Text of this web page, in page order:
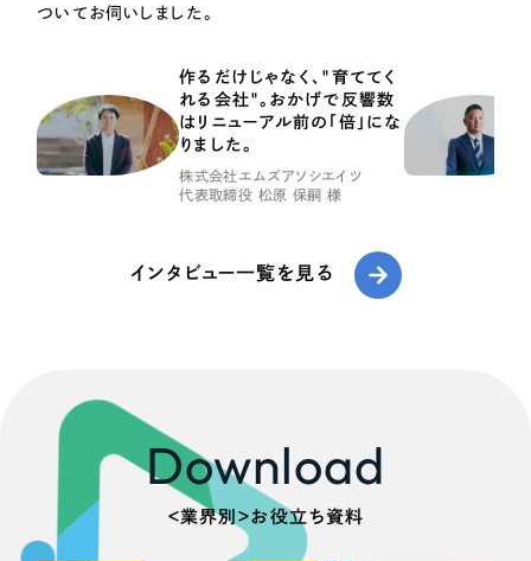
ついてお伺いしました。
作るだけじゃなく、"育ててく
れる会社"。おかげで反響数
はリニューアル前の「倍」にな
りました。
株式会社エムズアソシエイツ
代表取締役 松原 保嗣 様
インタビュー一覧を見る
Download
＜業界別＞お役立ち資料